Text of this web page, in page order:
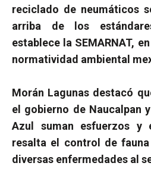
reciclado de neumáticos
arriba de los
establece la SEMARNAT,
normatividad ambiental
Morán Lagunas destacó
el gobierno de Naucalpan
Azul suman esfuerzos y
resalta el control de
diversas enfermedades al